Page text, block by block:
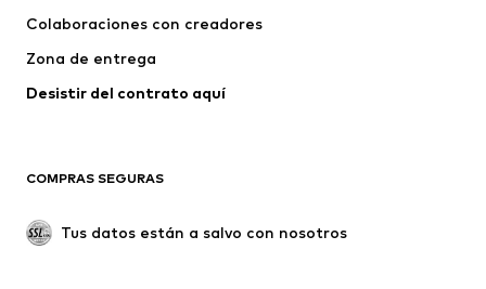
Ropa interior
Jerséis y cárdigans
Trajes y chaquetas
Ropa de baño
Nuevo
Tendencia
Colaboraciones con creadores
Zona de entrega
Desistir del contrato aquí
COMPRAS SEGURAS
Tus datos están a salvo con nosotros